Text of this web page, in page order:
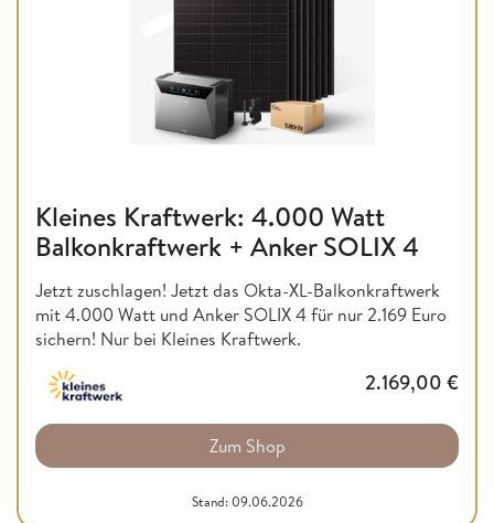
Kleines Kraftwerk: 4.000 Watt
Balkonkraftwerk + Anker SOLIX 4
Jetzt zuschlagen! Jetzt das Okta-XL-Balkonkraftwerk
mit 4.000 Watt und Anker SOLIX 4 für nur 2.169 Euro
sichern! Nur bei Kleines Kraftwerk.
2.169,00 €
Zum Shop
Stand: 09.06.2026